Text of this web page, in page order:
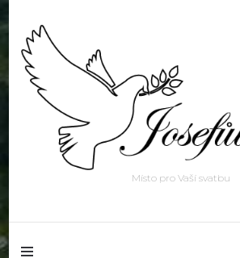
Místo pro Vaší svatbu